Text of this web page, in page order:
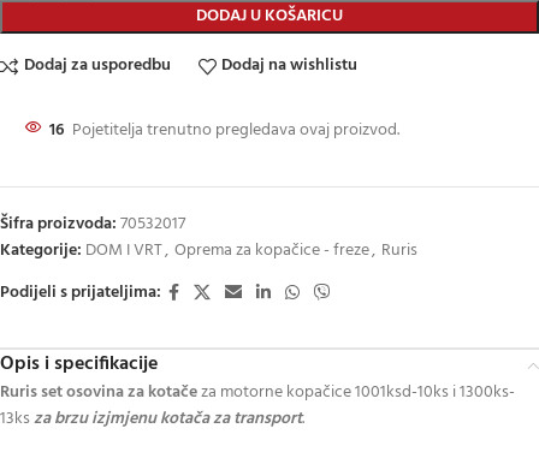
DODAJ U KOŠARICU
Dodaj za usporedbu Dodaj na wishlistu
16 Pojetitelja trenutno pregledava ovaj proizvod.
Šifra proizvoda:70532017
Kategorije: DOM I VRT, Oprema za kopačice - freze, Ruris
Podijeli s prijateljima:
Opis i specifikacije
Ruris set osovina za kotačeza motorne kopačice 1001ksd-10ks i 1300ks-
13ksza brzu izjmjenu kotača za transport.